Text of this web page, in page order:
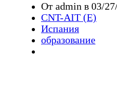
От admin в 03/
CNT-AIT (E)
Испания
образование